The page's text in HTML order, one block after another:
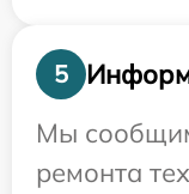
5
Мы
ремонта